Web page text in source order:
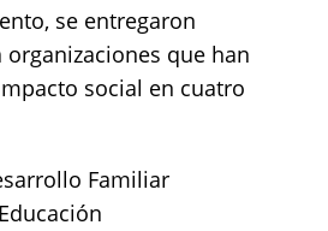
se entregaron
que han
social en cuatro
Familiar